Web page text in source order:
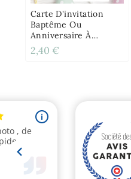
Carte D'invitation
Baptême Ou
Anniversaire À
Gratter - Spiderman
2,40 €